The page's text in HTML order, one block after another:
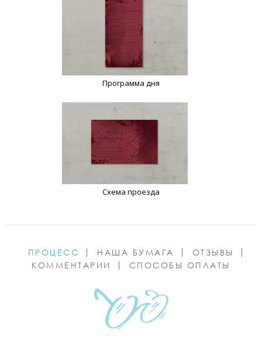
Программа дня
Схема проезда
ПРОЦЕСС НАША БУМАГА
ОТЗЫВЫ
КОММЕНТАРИИ
СПОСОБЫ ОПЛАТЫ